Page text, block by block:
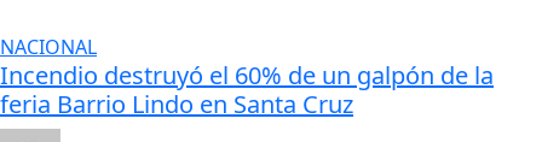
NACIONAL
Incendio destruyó el 60% de un galpón de la
feria Barrio Lindo en Santa Cruz